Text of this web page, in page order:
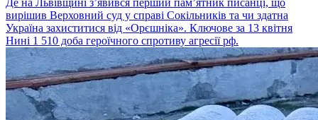
вирішив Верховний суд у справі Сокільників та чи здатна
Україна захиститися від «Орєшніка». Ключове за 13 квітня
Нині 1 510 доба героїчного спротиву агресії рф.